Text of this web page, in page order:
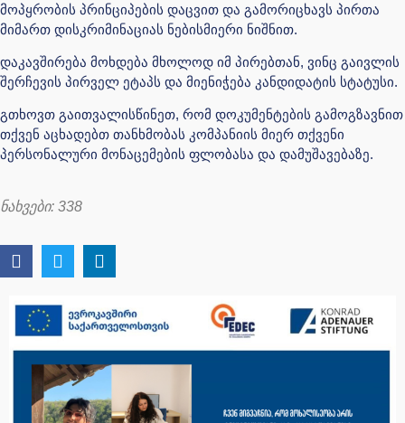
მოპყრობის პრინციპების დაცვით და გამორიცხავს პირთა
მიმართ დისკრიმინაციას ნებისმიერი ნიშნით.
დაკავშირება მოხდება მხოლოდ იმ პირებთან, ვინც გაივლის
შერჩევის პირველ ეტაპს და მიენიჭება კანდიდატის სტატუსი.
გთხოვთ გაითვალისწინეთ, რომ დოკუმენტების გამოგზავნით
თქვენ აცხადებთ თანხმობას კომპანიის მიერ თქვენი
პერსონალური მონაცემების ფლობასა და დამუშავებაზე.
ნახვები: 338